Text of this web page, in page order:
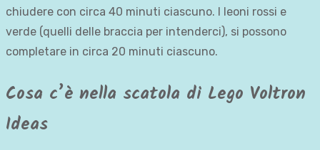
chiudere con circa 40 minuti ciascuno. I leoni rossi e
verde (quelli delle braccia per intenderci), si possono
completare in circa 20 minuti ciascuno.
Cosa c’è nella scatola di Lego Voltron
Ideas